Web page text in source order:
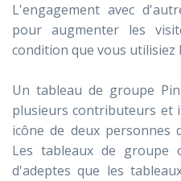
L'engagement avec
pour augmenter les
condition que vous utilisiez
Un tableau de groupe
plusieurs contributeurs et
icône de deux personnes
Les tableaux de groupe
d'adeptes que les